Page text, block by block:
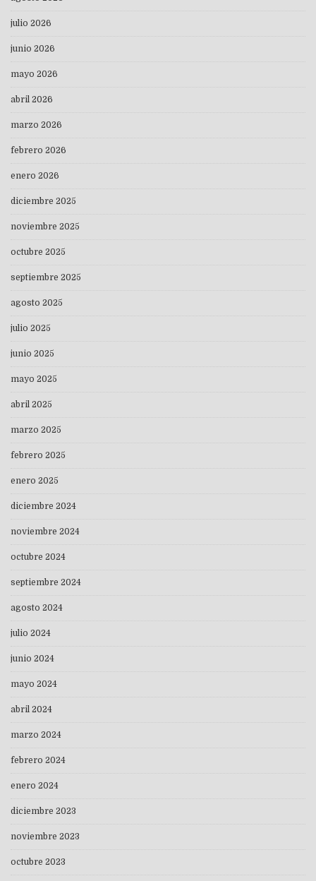
julio 2026
junio 2026
mayo 2026
abril 2026
marzo 2026
febrero 2026
enero 2026
diciembre 2025
noviembre 2025
octubre 2025
septiembre 2025
agosto 2025
julio 2025
junio 2025
mayo 2025
abril 2025
marzo 2025
febrero 2025
enero 2025
diciembre 2024
noviembre 2024
octubre 2024
septiembre 2024
agosto 2024
julio 2024
junio 2024
mayo 2024
abril 2024
marzo 2024
febrero 2024
enero 2024
diciembre 2023
noviembre 2023
octubre 2023